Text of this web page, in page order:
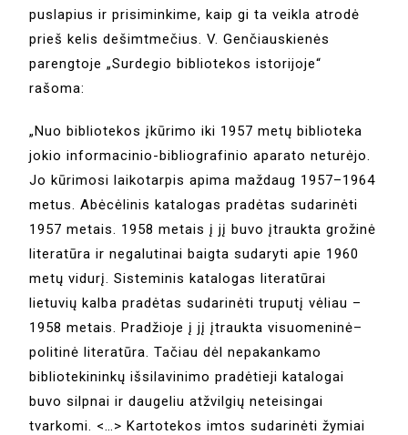
puslapius ir prisiminkime, kaip gi ta veikla atrodė
prieš kelis dešimtmečius. V. Genčiauskienės
parengtoje „Surdegio bibliotekos istorijoje“
rašoma:
„Nuo bibliotekos įkūrimo iki 1957 metų biblioteka
jokio informacinio-bibliografinio aparato neturėjo.
Jo kūrimosi laikotarpis apima maždaug 1957–1964
metus. Abėcėlinis katalogas pradėtas sudarinėti
1957 metais. 1958 metais į jį buvo įtraukta grožinė
literatūra ir negalutinai baigta sudaryti apie 1960
metų vidurį. Sisteminis katalogas literatūrai
lietuvių kalba pradėtas sudarinėti truputį vėliau –
1958 metais. Pradžioje į jį įtraukta visuomeninė–
politinė literatūra. Tačiau dėl nepakankamo
bibliotekininkų išsilavinimo pradėtieji katalogai
buvo silpnai ir daugeliu atžvilgių neteisingai
tvarkomi. <…> Kartotekos imtos sudarinėti žymiai